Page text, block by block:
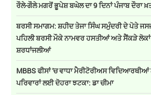
ਰੌਲੇ-ਗੌਲੇ ਮਗਰੋਂ ਭੂਪੇਸ਼ ਬਘੇਲ ਦਾ 9 ਦਿਨਾਂ ਪੰਜਾਬ ਦੌਰਾ
ਬਰਸੀ ਸਮਾਗਮ: ਸ਼ਹੀਦ ਤੇਜਾ ਸਿੰਘ ਸਮੁੰਦਰੀ ਦੇ ਪੋਤੇ
ਪਹਿਲੀ ਬਰਸੀ ਮੌਕੇ ਨਾਮਵਰ ਹਸਤੀਆਂ ਅਤੇ ਸੈਂਕੜੇ
ਸ਼ਰਧਾਂਜਲੀਆਂ
MBBS ਫੀਸਾਂ 'ਚ ਵਾਧਾ ਮੈਰੀਟੋਰੀਅਸ
ਪਰਿਵਾਰਾਂ ਲਈ ਦੋਹਰਾ ਝਟਕਾ: ਡਾ ਚੀਮਾ